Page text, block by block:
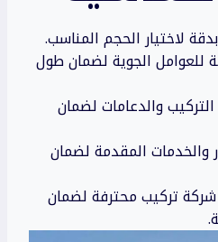
لاختيار الحجم المناسب.
للعوامل الجوية لضمان طول
والدعامات لضمان
والخدمات المقدمة لضمان
شركة تركيب محترفة لضمان